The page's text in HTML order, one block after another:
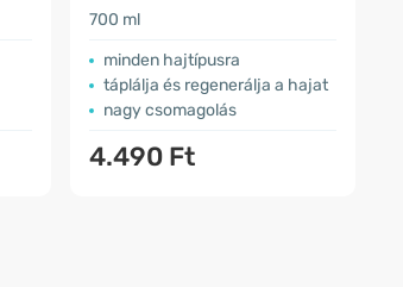
700 ml
minden hajtípusra
táplálja és regenerálja a hajat
nagy csomagolás
4.490 Ft